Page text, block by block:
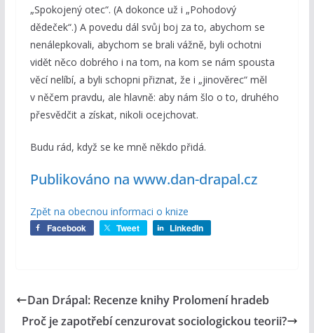
„Spokojený otec“. (A dokonce už i „Pohodový
dědeček“.) A povedu dál svůj boj za to, abychom se
nenálepkovali, abychom se brali vážně, byli ochotni
vidět něco dobrého i na tom, na kom se nám spousta
věcí nelíbí, a byli schopni přiznat, že i „jinověrec“ měl
v něčem pravdu, ale hlavně: aby nám šlo o to, druhého
přesvědčit a získat, nikoli ocejchovat.
Budu rád, když se ke mně někdo přidá.
Publikováno na www.dan-drapal.cz
Zpět na obecnou informaci o knize
Facebook Tweet LinkedIn
Dan Drápal: Recenze knihy Prolomení hradeb
Proč je zapotřebí cenzurovat sociologickou teorii?